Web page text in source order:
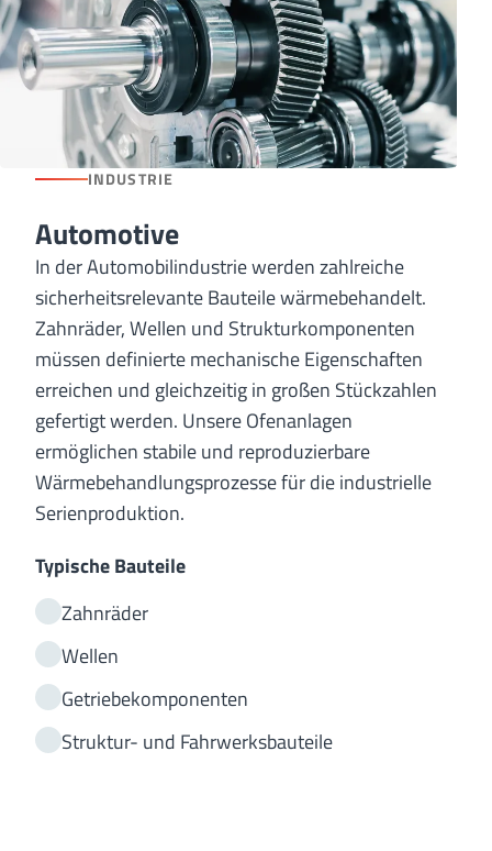
INDUSTRIE
Automotive
In der Automobilindustrie werden zahlreiche
sicherheitsrelevante Bauteile wärmebehandelt.
Zahnräder, Wellen und Strukturkomponenten
müssen definierte mechanische Eigenschaften
erreichen und gleichzeitig in großen Stückzahlen
gefertigt werden. Unsere Ofenanlagen
ermöglichen stabile und reproduzierbare
Wärmebehandlungsprozesse für die industrielle
Serienproduktion.
Typische Bauteile
Zahnräder
Wellen
Getriebekomponenten
Struktur- und Fahrwerksbauteile